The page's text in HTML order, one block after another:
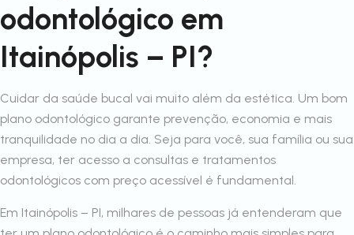
odontológico em
Itainópolis – PI?
Cuidar da saúde bucal vai muito além da estética. Um bom
plano odontológico garante prevenção, economia e mais
tranquilidade no dia a dia. Seja para você, sua família ou sua
empresa, ter acesso a consultas e tratamentos
odontológicos com preço acessível é fundamental.
Em Itainópolis – PI, milhares de pessoas já entenderam que